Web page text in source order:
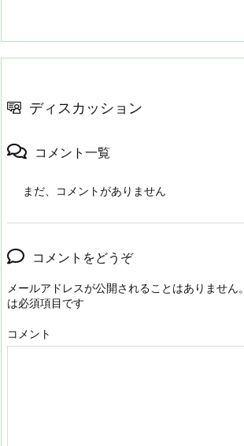
ディスカッション
コメント一覧
まだ、コメントがありません
コメントをどうぞ
メールアドレスが公開されることはありません。
は必須項目です
コメント